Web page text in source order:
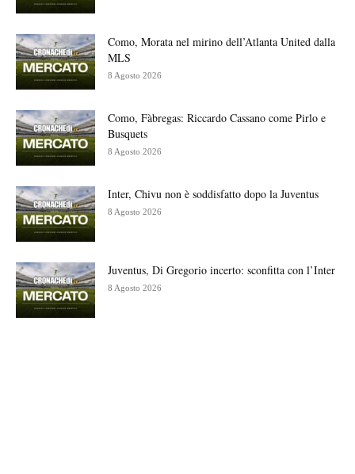
Como, Morata nel mirino dell’Atlanta United dalla
MLS
8 Agosto 2026
Como, Fàbregas: Riccardo Cassano come Pirlo e
Busquets
8 Agosto 2026
Inter, Chivu non è soddisfatto dopo la Juventus
8 Agosto 2026
Juventus, Di Gregorio incerto: sconfitta con l’Inter
8 Agosto 2026